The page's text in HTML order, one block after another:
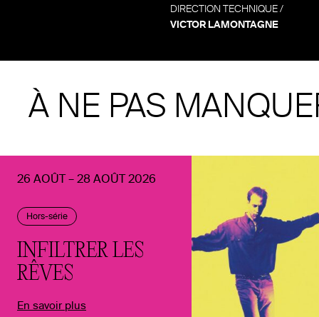
DIRECTION TECHNIQUE /
VICTOR LAMONTAGNE
À NE PAS
Hors-série
INFILTRER LES
RÊVES
26 AOÛT – 28 AOÛT 2026
En savoir plus